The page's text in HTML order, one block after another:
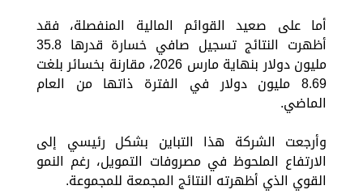
أما على صعيد القوائم المالية المنفصلة، فقد
أظهرت النتائج تسجيل صافي خسارة قدرها 35.8
مليون دولار بنهاية مارس 2026، مقارنة بخسائر بلغت
8.69 مليون دولار في الفترة ذاتها من العام
الماضي.
وأرجعت الشركة هذا التباين بشكل رئيسي إلى
الارتفاع الملحوظ في مصروفات التمويل، رغم النمو
القوي الذي أظهرته النتائج المجمعة للمجموعة.